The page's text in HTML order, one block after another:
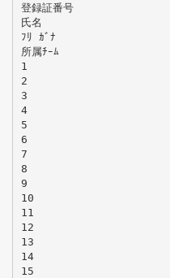
登録証番号
氏名
ﾌﾘ ｶﾞﾅ
所属ﾁｰﾑ
1
2
3
4
5
6
7
8
9
10
11
12
13
14
15